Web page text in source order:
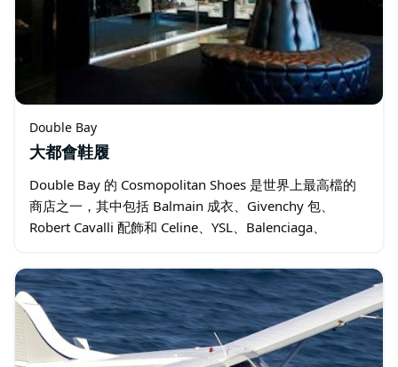
Double Bay
大都會鞋履
Double Bay 的 Cosmopolitan Shoes 是世界上最高檔的
商店之一，其中包括 Balmain 成衣、Givenchy 包、
Robert Cavalli 配飾和 Celine、YSL、Balenciaga、